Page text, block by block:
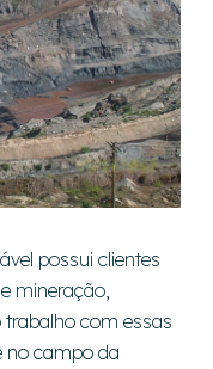
possui clientes
mineração,
trabalho com essas
no campo da